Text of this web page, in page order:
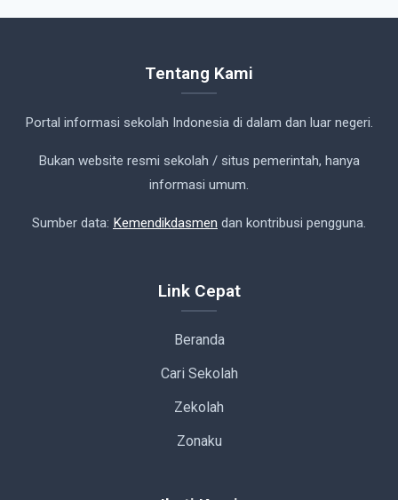
Tentang Kami
Portal informasi sekolah Indonesia di dalam dan luar negeri.
Bukan website resmi sekolah / situs pemerintah, hanya
informasi umum.
Sumber data: Kemendikdasmen dan kontribusi pengguna.
Link Cepat
Beranda
Cari Sekolah
Zekolah
Zonaku